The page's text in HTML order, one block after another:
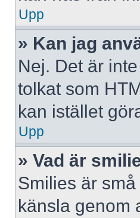
Upp
» Kan jag
Nej. Det är
tolkat som
kan istället
Upp
» Vad är
Smilies är
känsla genom